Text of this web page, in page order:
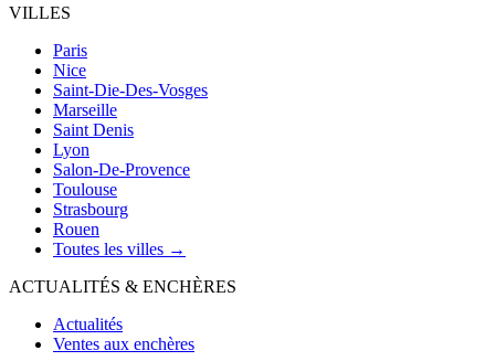
VILLES
Paris
Nice
Saint-Die-Des-Vosges
Marseille
Saint Denis
Lyon
Salon-De-Provence
Toulouse
Strasbourg
Rouen
Toutes les villes →
ACTUALITÉS & ENCHÈRES
Actualités
Ventes aux enchères